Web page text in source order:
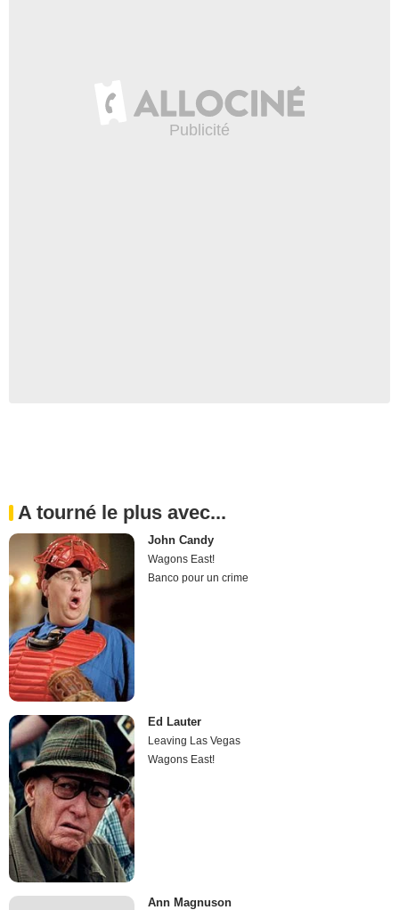
A tourné le plus avec...
John Candy
Wagons East!
Banco pour un crime
Ed Lauter
Leaving Las Vegas
Wagons East!
Ann Magnuson